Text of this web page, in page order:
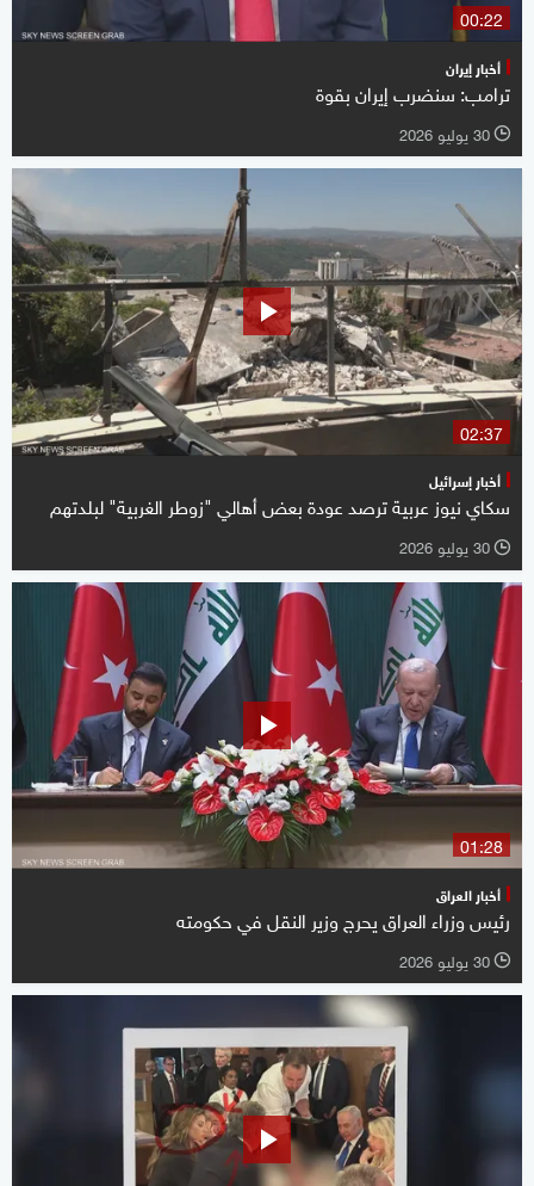
00:22
أخبار إيران
ترامب: سنضرب إيران بقوة
l 30 يوليو 2026
02:37
أخبار إسرائيل
سكاي نيوز عربية ترصد عودة بعض أهالي "زوطر الغربية" لبلدتهم
l 30 يوليو 2026
01:28
أخبار العراق
رئيس وزراء العراق يحرج وزير النقل في حكومته
l 30 يوليو 2026